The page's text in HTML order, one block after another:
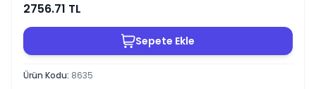
2756.71 TL
Sepete Ekle
Ürün Kodu: 8635